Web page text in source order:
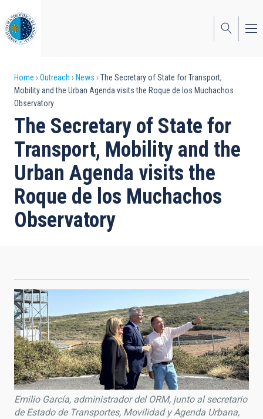
to
main
content
Breadcrumb
Home Outreach News
The Secretary of State for Transport,
Mobility and the Urban Agenda visits the Roque de los Muchachos
Observatory
The Secretary of State for
Transport, Mobility and the
Urban Agenda visits the
Roque de los Muchachos
Observatory
Emilio García, administrador del ORM, junto al secretario
de Estado de Transportes, Movilidad y Agenda Urbana,